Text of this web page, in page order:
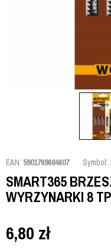
EAN: 5901769684607 Symbol:
SMART365
WYRZYNARKI 8
6,80 zł